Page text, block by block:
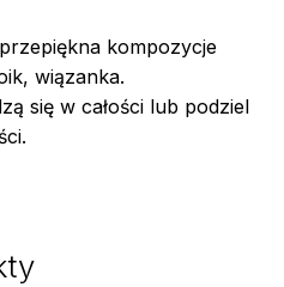
kompozycje
wiązanka.
się w całości lub podziel